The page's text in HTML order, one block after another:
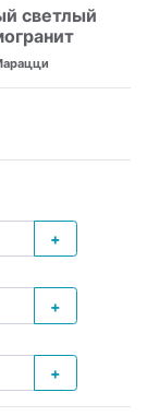
светлый
+
+
+